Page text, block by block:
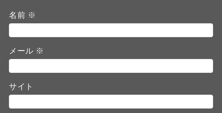
名前 ※
メール ※
サイト